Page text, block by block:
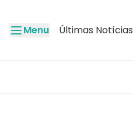
Menu Últimas Notícias